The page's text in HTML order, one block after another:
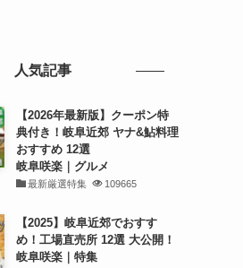
人気記事
【2026年最新版】クーポン特
典付き！岐阜近郊 ヤナ&鮎料理
おすすめ 12選
岐阜咲楽｜グルメ
最新厳選特集 109665
【2025】岐阜近郊でおすす
め！工場直売所 12選 大公開！
岐阜咲楽｜特集